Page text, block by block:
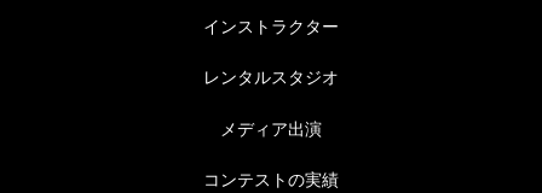
インストラクター
レンタルスタジオ
メディア出演
コンテストの実績